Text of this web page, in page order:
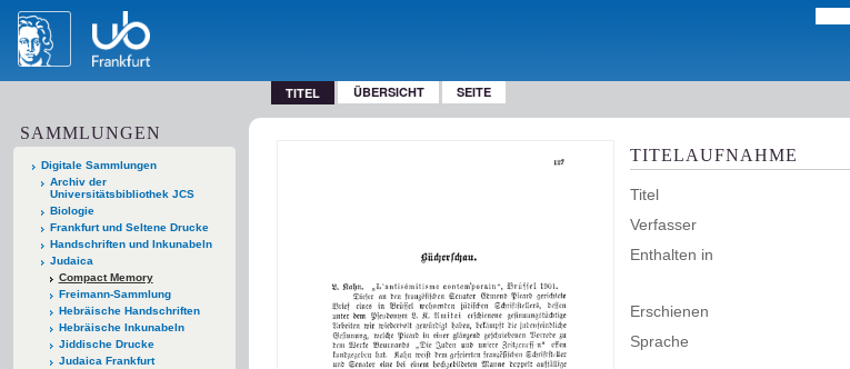
TITEL ÜBERSICHT SEITE
SAMMLUNGEN
Digitale Sammlungen
Archiv der
Universitätsbibliothek JCS
Biologie
Frankfurt und Seltene Drucke
Handschriften und Inkunabeln
Judaica
Compact Memory
Freimann-Sammlung
Hebräische Handschriften
Hebräische Inkunabeln
Jiddische Drucke
Judaica Frankfurt
TITELAUFNAHME
Titel
Verfasser
Enthalten in
Erschienen
Sprache